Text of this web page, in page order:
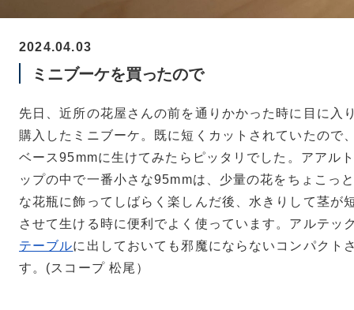
2024.04.03
ミニブーケを買ったので
先日、近所の花屋さんの前を通りかかった時に目に入
購入したミニブーケ。既に短くカットされていたので
ベース95mmに生けてみたらピッタリでした。アアル
ップの中で一番小さな95mmは、少量の花をちょこっ
な花瓶に飾ってしばらく楽しんだ後、水きりして茎が
させて生ける時に便利でよく使っています。アルテッ
テーブルに出しておいても邪魔にならないコンパクト
す。(スコープ 松尾）